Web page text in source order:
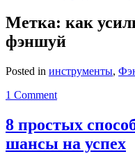
Метка: как
фэншуй
Posted in инструменты,
1 Comment
8 простых
шансы на успех